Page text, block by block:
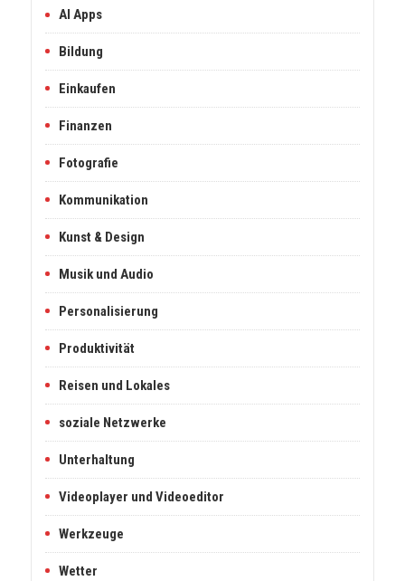
AI Apps
Bildung
Einkaufen
Finanzen
Fotografie
Kommunikation
Kunst & Design
Musik und Audio
Personalisierung
Produktivität
Reisen und Lokales
soziale Netzwerke
Unterhaltung
Videoplayer und Videoeditor
Werkzeuge
Wetter